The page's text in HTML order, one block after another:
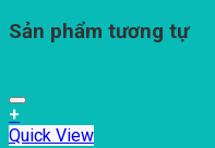
Sản phẩm tương tự
+
Quick View